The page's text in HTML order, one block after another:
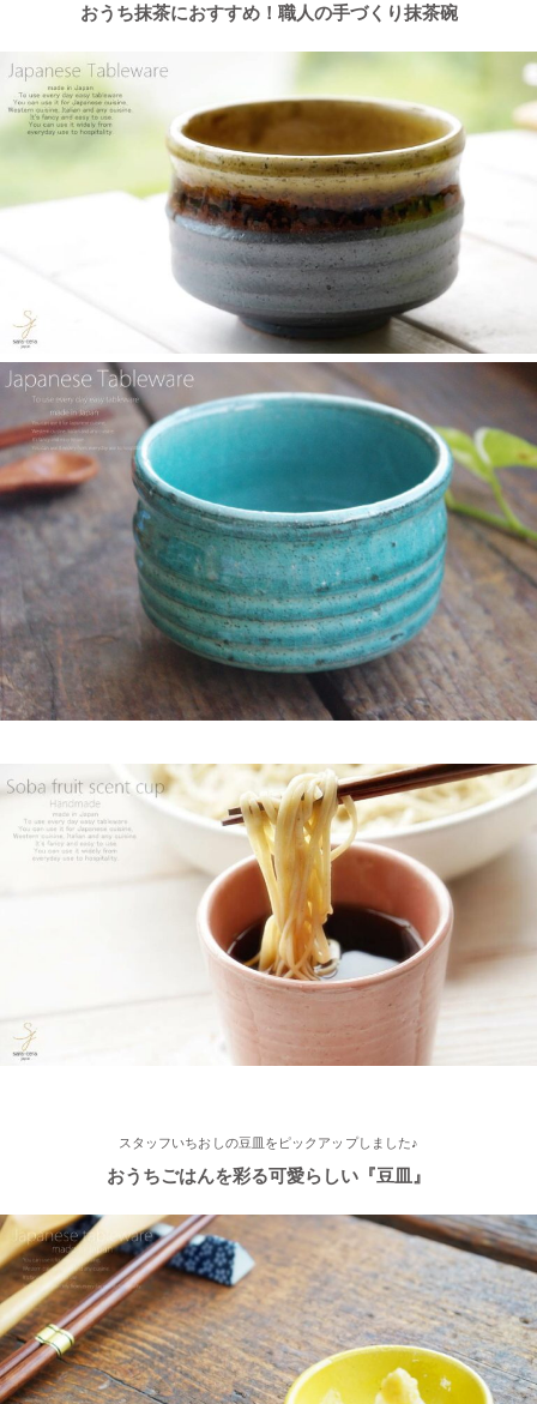
店、お待ちしております。
2025/4/16
≪テレビで紹介されました≫ 2025年4月16日～30日 CCNet ケー
ブルテレビ しょぴもる『まちの素敵な歩き方』で 白いごはん器
のお店 らいすぼーる 小牧店が紹介されました。
≪テレビで紹介されました≫ 2024年2月29日 中京テレビ キャッ
チ！『名鉄小牧線ぶらり旅～味岡駅編～』で 白いごはん器のお
店 らいすぼーる 小牧店が紹介されました。
2025/2/5
らいすぼ～るのYouTube公式チャンネルがスタートしました！ぜ
ひご覧ください。チャンネル登録お願いします♪
2025/2/5
≪テレビで紹介されました≫ 2024年1月21日 大垣ケーブルテレ
ビ『里見まさとのご町内探訪 おちょぼさんの参道をぶらぶら歩
くふれあい散歩』で 白いごはん器のお店 らいすぼーる 千代保稲
荷神社店が紹介されました。
≪おすすめ≫ちょこっとがうれしい♪何個あっても便利な手づく
り豆皿
≪第2弾 公式Youtubeチャンネル お買い物モニターアンバサダー
大募集☆≫ 詳しくはらいすぼ～るインスタグラムをチェッ
2025/2/4
が白いごはん器のお店 らいすぼーる 春日井店にいらっしゃいま
2025/2/4
≪テレビで紹介されました≫ 2021年9月5日 中京テレビ キャッ
チ！『金額当て中継 コレいくらでSHOW！』生放送のコーナー
で 白いごはん器のお店 らいすぼーる 小牧店が出演しました。
おうち抹茶におすすめ！職人の手づくり抹茶碗
スタッフいちおしの豆皿をピックアップしました♪
おうちごはんを彩る可愛らしい『豆皿』